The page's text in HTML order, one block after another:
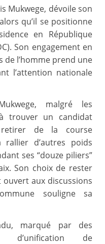
Mukwege, dévoile son
qu’il se positionne
en République
Son engagement en
de l’homme prend une
l’attention nationale
malgré les
trouver un candidat
de la course
d’autres poids
ses “douze piliers”
Son choix de rester
aux discussions
souligne sa
marqué par des
d’unification de